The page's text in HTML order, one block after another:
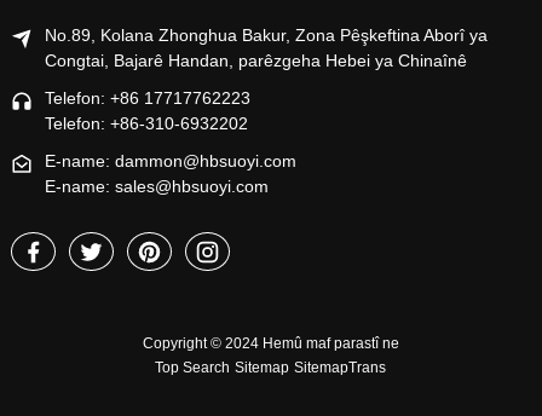
No.89, Kolana Zhonghua Bakur, Zona Pêşkeftina Aborî ya
Congtai, Bajarê Handan, parêzgeha Hebei ya Chinaînê
Telefon: +86 17717762223
Telefon: +86-310-6932202
E-name: dammon@hbsuoyi.com
E-name: sales@hbsuoyi.com
Copyright © 2024 Hemû maf parastî ne
Top Search Sitemap SitemapTrans